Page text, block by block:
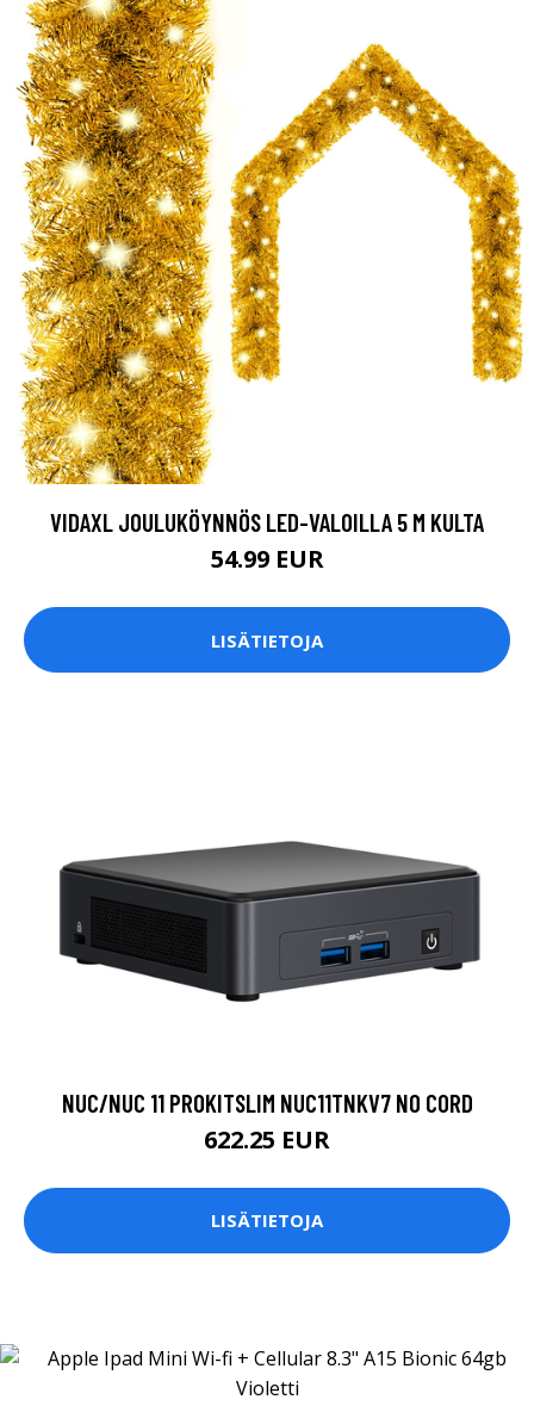
VIDAXL JOULUKÖYNNÖS LED-VALOILLA 5 M KULTA
54.99 EUR
LISÄTIETOJA
NUC/NUC 11 PROKITSLIM NUC11TNKV7 NO CORD
622.25 EUR
LISÄTIETOJA